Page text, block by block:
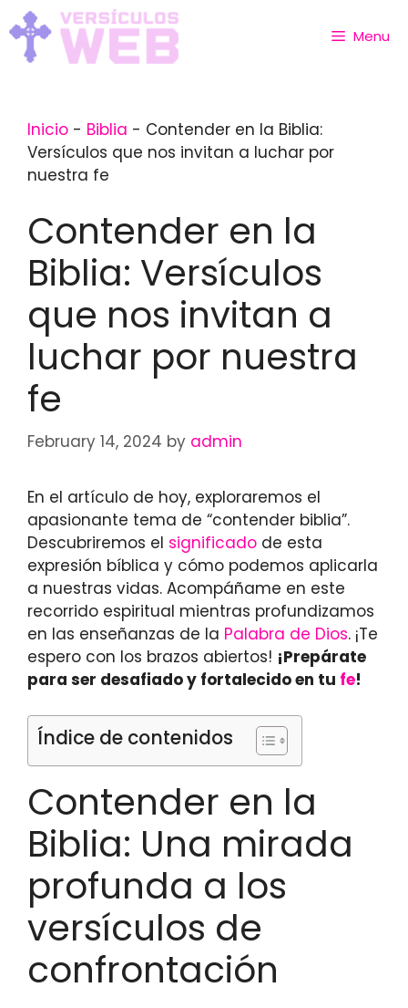
Skip
to
content
Menu
Inicio - Biblia - Contender en la Biblia:
Versículos que nos invitan a luchar por
nuestra fe
Contender en la
Biblia: Versículos
que nos invitan a
luchar por nuestra
fe
February 14, 2024 by admin
En el artículo de hoy, exploraremos el
apasionante tema de “contender biblia”.
Descubriremos el significado de esta
expresión bíblica y cómo podemos aplicarla
a nuestras vidas. Acompáñame en este
recorrido espiritual mientras profundizamos
en las enseñanzas de la Palabra de Dios. ¡Te
espero con los brazos abiertos! ¡Prepárate
para ser desafiado y fortalecido en tu fe!
Índice de contenidos
Contender en la
Biblia: Una mirada
profunda a los
versículos de
confrontación